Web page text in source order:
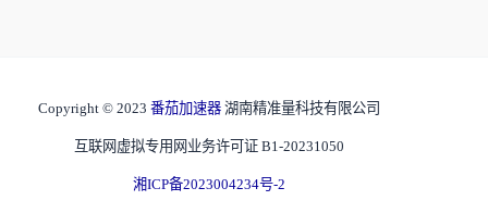
Copyright © 2023 番茄加速器 湖南精准量科技有限公司
互联网虚拟专用网业务许可证 B1-20231050
湘ICP备2023004234号-2